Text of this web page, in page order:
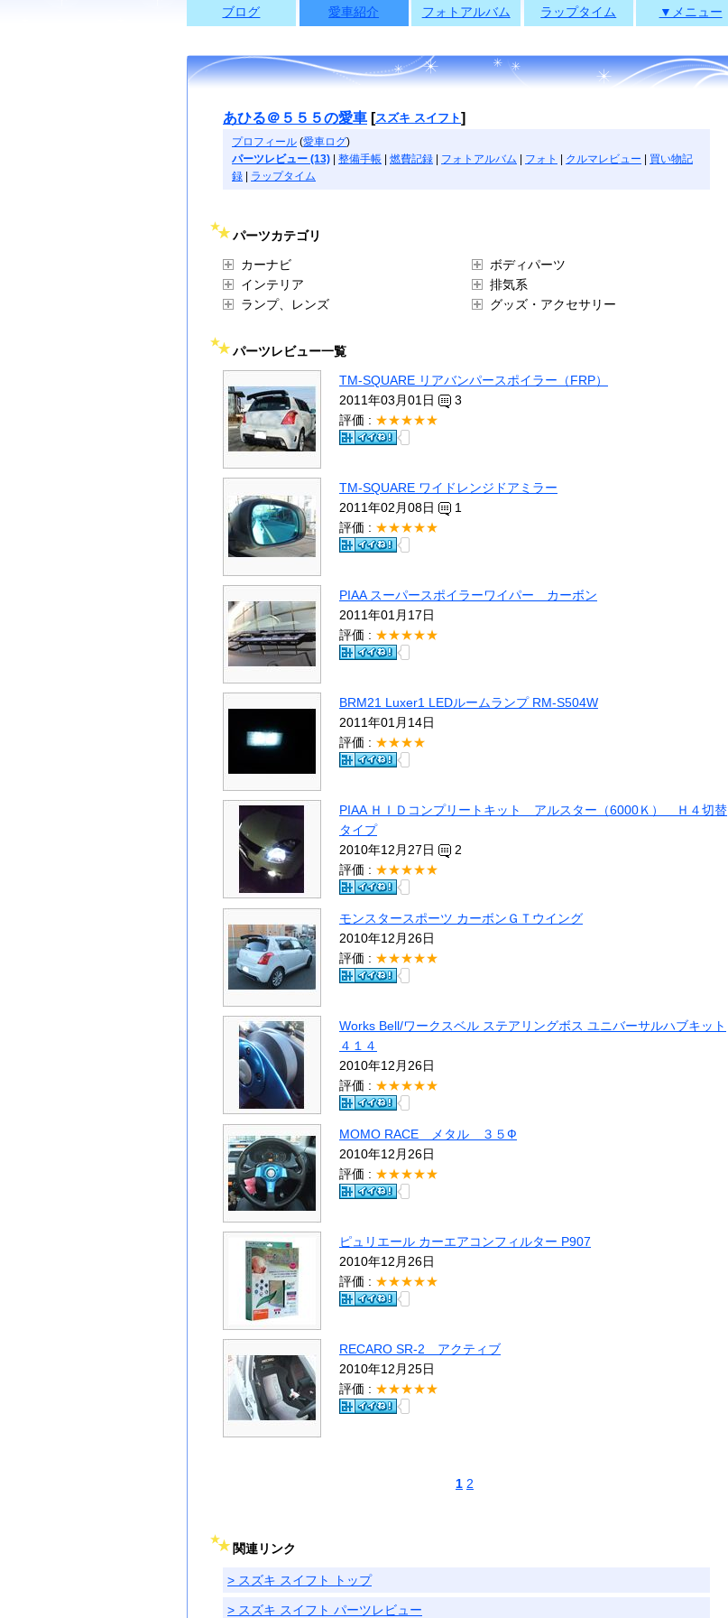
ブログ 愛車紹介 フォトアルバム ラップタイム ▼メニュー
あひる＠５５５の愛車 [スズキ スイフト]
プロフィール (愛車ログ)
パーツレビュー (13)
整備手帳 燃費記録 フォトアルバム フォト クルマレビュー
買い物記
録
ラップタイム
パーツカテゴリ
カーナビ
インテリア
ランプ、レンズ
ボディパーツ
排気系
グッズ・アクセサリー
パーツレビュー一覧
TM-SQUARE リアバンパースポイラー（FRP）
2011年03月01日
3
評価 : ★★★★★
TM-SQUARE ワイドレンジドアミラー
2011年02月08日
1
評価 : ★★★★★
PIAA スーパースポイラーワイパー カーボン
2011年01月17日
評価 : ★★★★★
BRM21 Luxer1 LEDルームランプ RM-S504W
2011年01月14日
評価 : ★★★★
PIAA ＨＩＤコンプリートキット アルスター（6000Ｋ） Ｈ４切替
タイプ
2010年12月27日
2
評価 : ★★★★★
モンスタースポーツ カーボンＧＴウイング
2010年12月26日
評価 : ★★★★★
Works Bell/ワークスベル ステアリングボス ユニバーサルハブキット
４１４
2010年12月26日
評価 : ★★★★★
MOMO RACE メタル ３５Ф
2010年12月26日
評価 : ★★★★★
ピュリエール カーエアコンフィルター P907
2010年12月26日
評価 : ★★★★★
RECARO SR-2 アクティブ
2010年12月25日
評価 : ★★★★★
1 2
関連リンク
> スズキ スイフト トップ
> スズキ スイフト パーツレビュー